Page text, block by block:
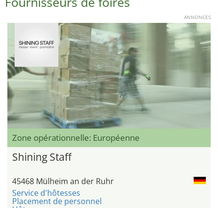
ANNONCES
Zone opérationnelle: Européenne
Shining Staff
45468 Mülheim an der Ruhr
Service d'hôtesses
Placement de personnel